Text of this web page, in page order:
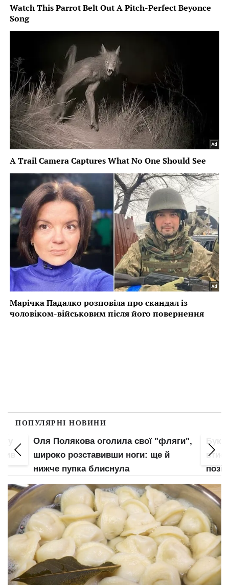
ПОПУЛЯРНІ НОВИНИ
Оля Полякова оголила свої "фляги",
широко розставивши ноги: ще й
нижче пупка блиснула